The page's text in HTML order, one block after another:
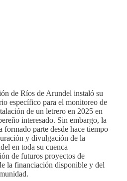
de Ríos de Arundel instaló su
específico para el monitoreo de
de un letrero en 2025 en
interesado. Sin embargo, la
formado parte desde hace tiempo
y divulgación de la
en toda su cuenca
de futuros proyectos de
la financiación disponible y del